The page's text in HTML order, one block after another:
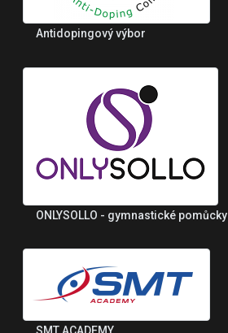
Antidopingový výbor
ONLYSOLLO - gymnastické pomůcky